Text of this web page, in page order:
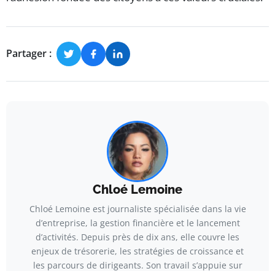
Partager :
Chloé Lemoine
Chloé Lemoine est journaliste spécialisée dans la vie
d’entreprise, la gestion financière et le lancement
d’activités. Depuis près de dix ans, elle couvre les
enjeux de trésorerie, les stratégies de croissance et
les parcours de dirigeants. Son travail s’appuie sur